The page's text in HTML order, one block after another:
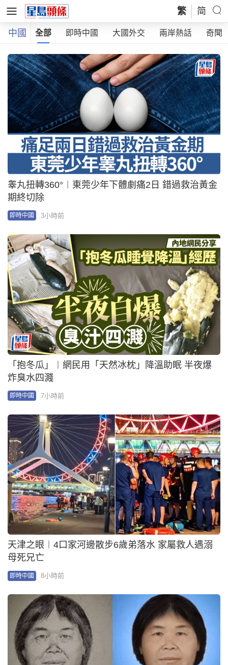
繁 简
中國 全部 即時中國 大國外交 兩岸熱話 奇聞
睾丸扭轉360°︱東莞少年下體劇痛2日 錯過救治黃金
期終切除
即時中國 3小時前
「抱冬瓜」︱網民用「天然冰枕」降溫助眠 半夜爆
炸臭水四濺
即時中國 7小時前
天津之眼︱4口家河邊散步6歲弟落水 家屬救人遇溺
母死兄亡
即時中國 8小時前